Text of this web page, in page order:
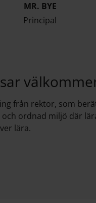
MR. BYE
Principal
från rektor, som
ordnad miljö där
lära.